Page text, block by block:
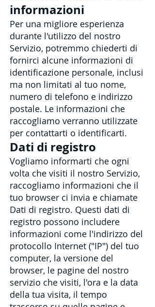
informazioni
Per una migliore esperienza
durante l'utilizzo del nostro
Servizio, potremmo chiederti di
fornirci alcune informazioni di
identificazione personale, inclusi
ma non limitati al tuo nome,
numero di telefono e indirizzo
postale. Le informazioni che
raccogliamo verranno utilizzate
per contattarti o identificarti.
Dati di registro
Vogliamo informarti che ogni
volta che visiti il ​​nostro Servizio,
raccogliamo informazioni che il
tuo browser ci invia e chiamate
Dati di registro. Questi dati di
registro possono includere
informazioni come l'indirizzo del
protocollo Internet ("IP") del tuo
computer, la versione del
browser, le pagine del nostro
servizio che visiti, l'ora e la data
della tua visita, il tempo